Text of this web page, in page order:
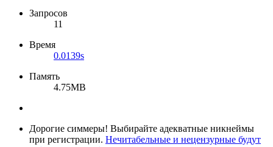
Запросов
11
Время
0.0139s
Память
4.75MB
Дорогие симмеры! Выбирайте адекватные никнеймы
при регистрации. Нечитабельные и нецензурные будут